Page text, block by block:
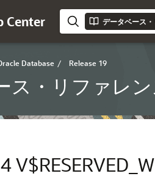
Center データベース
Database / Release 19
ス・リファレン